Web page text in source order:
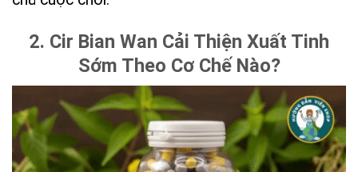
2. Cir Bian Wan Cải Thiện Xuất Tinh
Sớm Theo Cơ Chế Nào?